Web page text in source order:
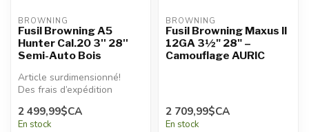
BROWNING
Fusil Browning A5
Hunter Cal.20 3'' 28''
Semi-Auto Bois
Article surdimensionné!
Des frais d’expédition
additionnels seront
appliqués.
2 499,99$CA
En stock
BROWNING
Fusil Browning Maxus II
12GA 3½" 28" –
Camouflage AURIC
2 709,99$CA
En stock